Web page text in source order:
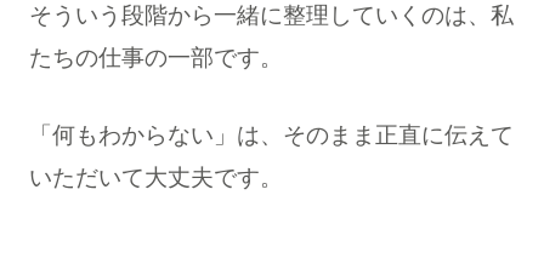
そういう段階から一緒に整理していくのは、私
たちの仕事の一部です。
「何もわからない」は、そのまま正直に伝えて
いただいて大丈夫です。